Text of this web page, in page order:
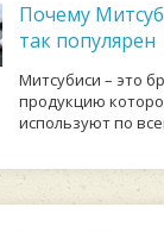
Почему
так популярен
Митсубиси – это
продукцию
используют по